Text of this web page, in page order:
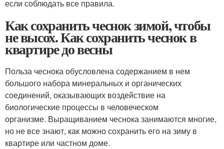
если соблюдать все правила.
Как сохранить чеснок зимой, чтобы
не высох. Как сохранить чеснок в
квартире до весны
Польза чеснока обусловлена содержанием в нем
большого набора минеральных и органических
соединений, оказывающих воздействие на
биологические процессы в человеческом
организме. Выращиванием чеснока занимаются многие,
но не все знают, как можно сохранить его на зиму в
квартире или частном доме.